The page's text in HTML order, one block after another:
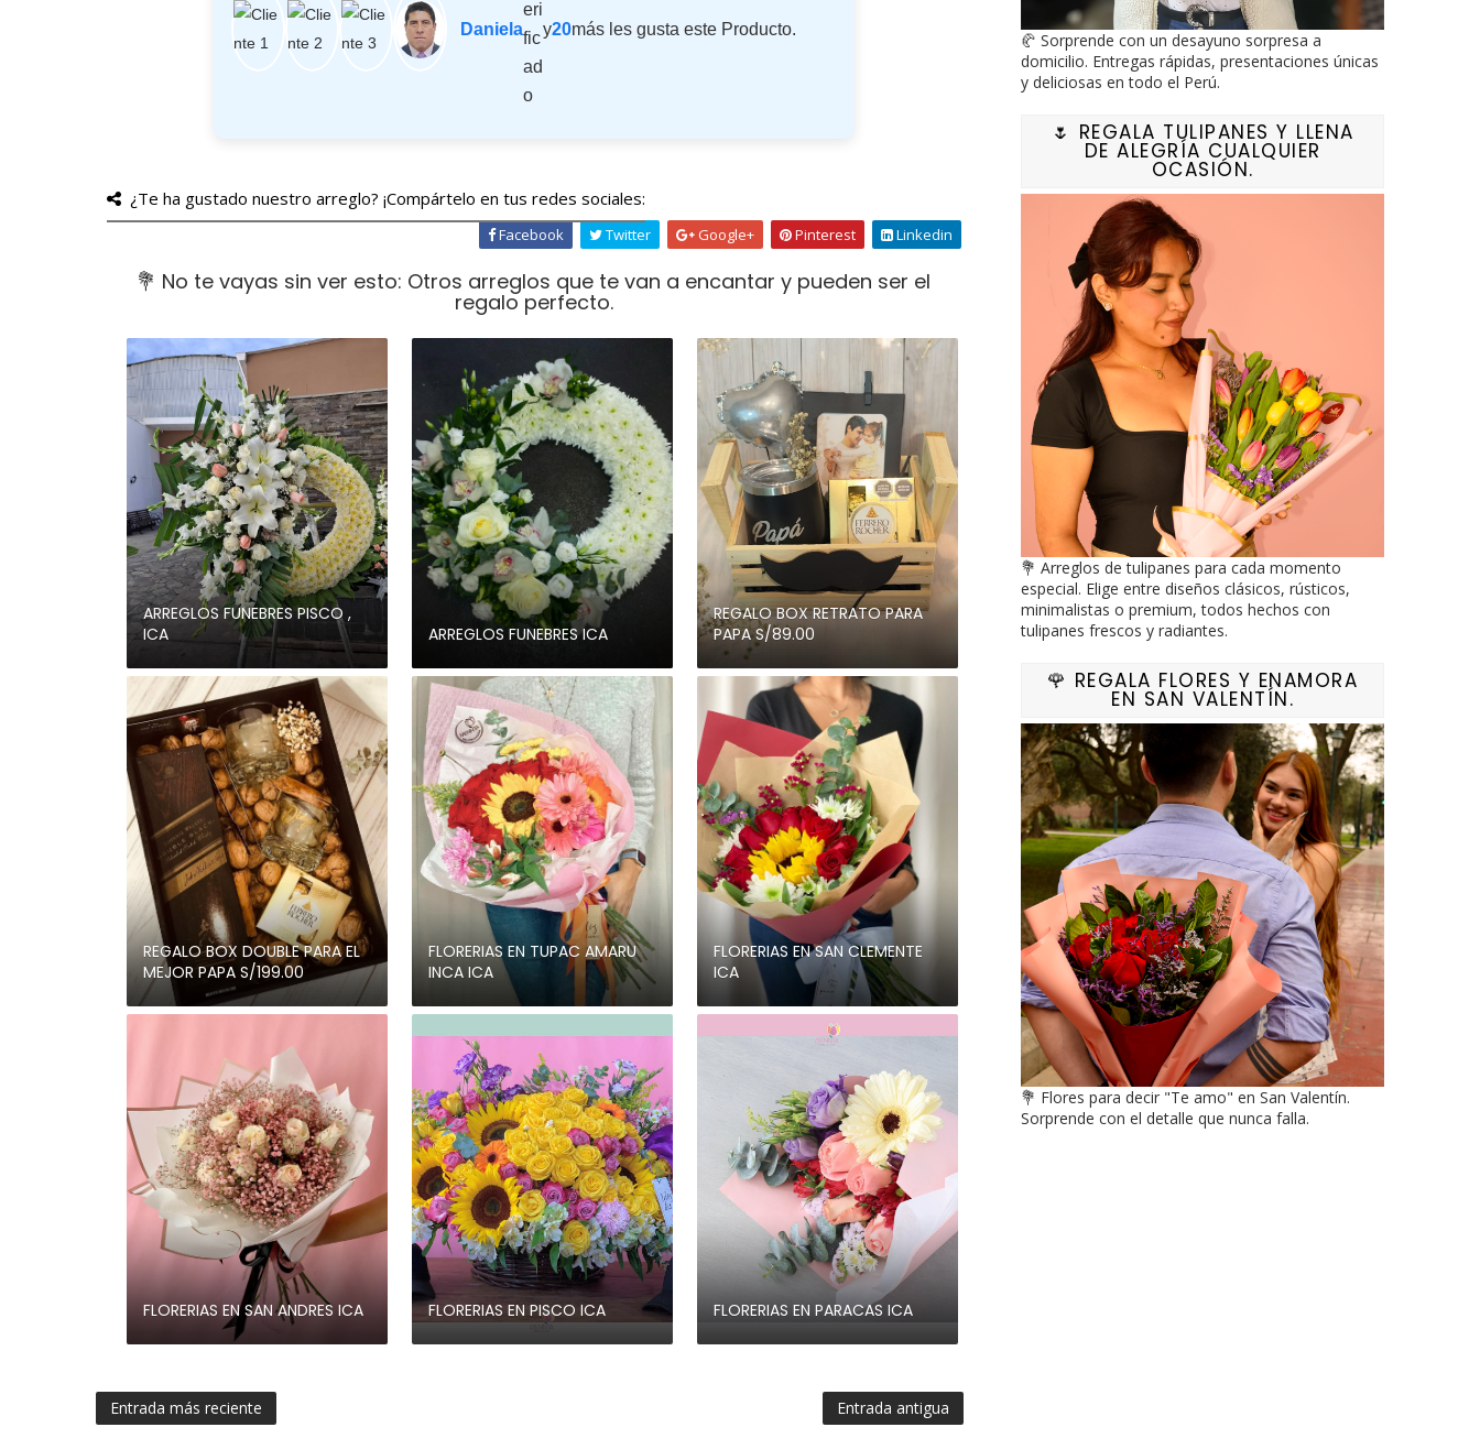
Daniela y20más les gusta este Producto.
¿Te ha gustado nuestro arreglo? ¡Compártelo en tus redes sociales:
Facebook Twitter Google+ Pinterest Linkedin
💐 No te vayas sin ver esto: Otros arreglos que te van a encantar y pueden ser el
regalo perfecto.
ARREGLOS FUNEBRES PISCO ,
ICA
ARREGLOS FUNEBRES ICA
REGALO BOX RETRATO PARA
PAPA S/89.00
REGALO BOX DOUBLE PARA EL
MEJOR PAPA S/199.00
FLORERIAS EN TUPAC AMARU
INCA ICA
FLORERIAS EN SAN CLEMENTE
ICA
FLORERIAS EN SAN ANDRES ICA FLORERIAS EN PISCO ICA FLORERIAS EN PARACAS ICA
Entrada más reciente Entrada antigua
🥐 Sorprende con un desayuno sorpresa a
domicilio. Entregas rápidas, presentaciones únicas
y deliciosas en todo el Perú.
🌷 REGALA TULIPANES Y LLENA
DE ALEGRÍA CUALQUIER
OCASIÓN.
💐 Arreglos de tulipanes para cada momento
especial. Elige entre diseños clásicos, rústicos,
minimalistas o premium, todos hechos con
tulipanes frescos y radiantes.
🌹 REGALA FLORES Y ENAMORA
EN SAN VALENTÍN.
💐 Flores para decir "Te amo" en San Valentín.
Sorprende con el detalle que nunca falla.